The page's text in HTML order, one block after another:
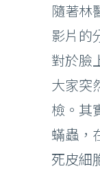
隨著林
影片的
對於臉
大家突
檢。其
蟎蟲，
死皮細